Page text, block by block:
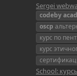
Sergei
codeby
oscp
курс по
курс
School: